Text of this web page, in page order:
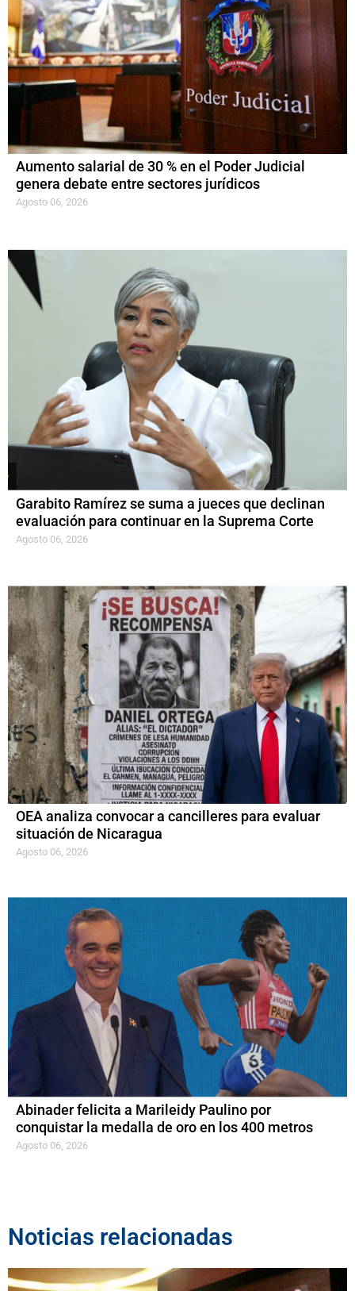
Aumento salarial de 30 % en el Poder Judicial
genera debate entre sectores jurídicos
Agosto 06, 2026
Garabito Ramírez se suma a jueces que declinan
evaluación para continuar en la Suprema Corte
Agosto 06, 2026
OEA analiza convocar a cancilleres para evaluar
situación de Nicaragua
Agosto 06, 2026
Abinader felicita a Marileidy Paulino por
conquistar la medalla de oro en los 400 metros
Agosto 06, 2026
Noticias relacionadas